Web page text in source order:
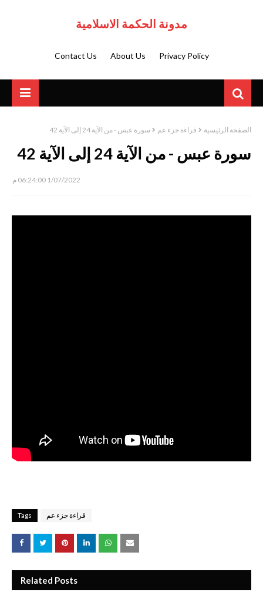
مدونة الحكمة الاسلامية
Privacy Policy
About Us
Contact Us
الصفحة الرئيسية قراءة جزء عم سورة عبس - من الآية 24 إلى الآية 42
سورة عبس - من الآية 24 إلى الآية 42
1/07/2022 06:24:00 م
Tags قراءة جزء عم
Related Posts